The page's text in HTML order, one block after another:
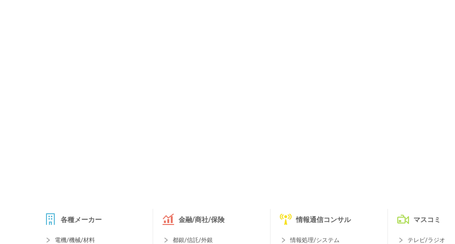
各種メーカー
電機/機械/材料
金融/商社/保険
都銀/信託/外銀
情報通信コンサル
情報処理/システム
マスコミ
テレビ/ラジオ